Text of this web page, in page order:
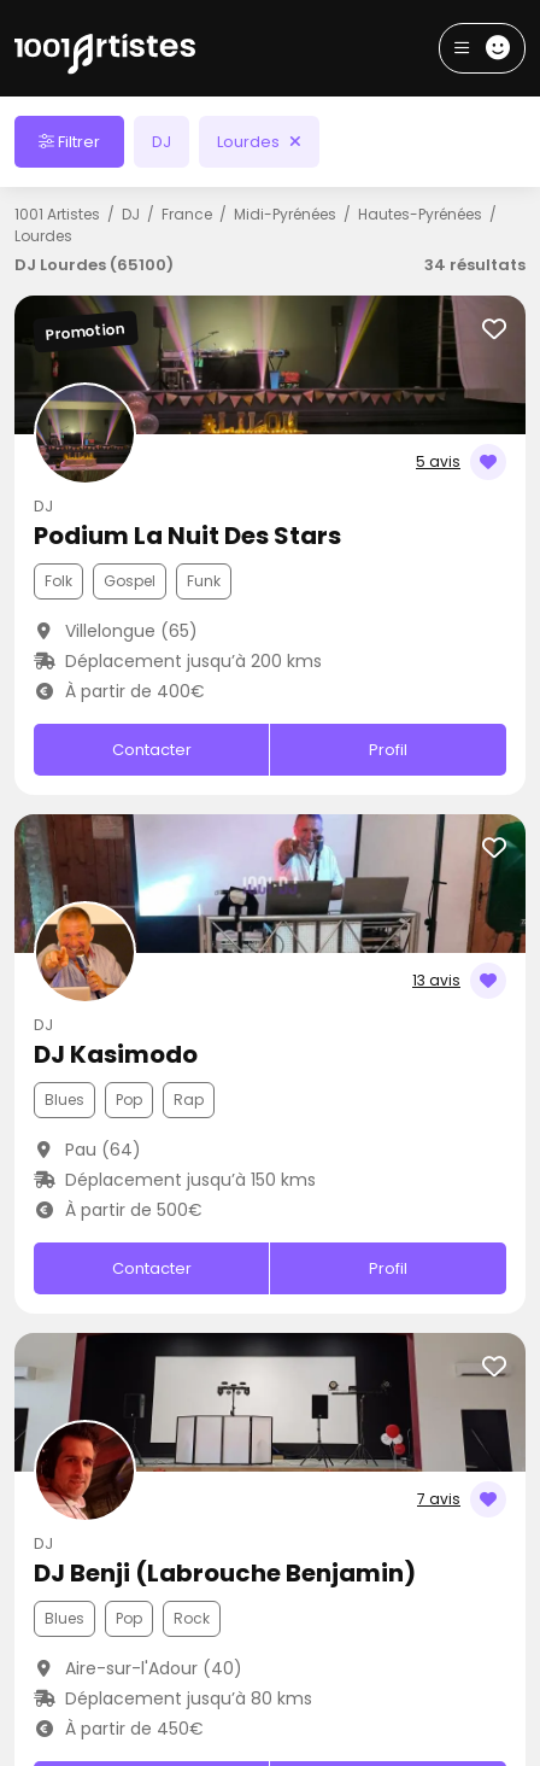
Filtrer DJ Lourdes
1001 Artistes DJ France Midi-Pyrénées
Hautes-Pyrénées
Lourdes
DJ Lourdes (65100) 34 résultats
5 avis
Promotion
DJ
Podium La Nuit Des Stars
Folk Gospel Funk
Villelongue (65)
Déplacement jusqu’à 200 kms
À partir de 400€
Contacter Profil
13 avis
DJ
DJ Kasimodo
Blues Pop Rap
Pau (64)
Déplacement jusqu’à 150 kms
À partir de 500€
Contacter Profil
7 avis
DJ
DJ Benji (Labrouche Benjamin)
Blues Pop Rock
Aire-sur-l'Adour (40)
Déplacement jusqu’à 80 kms
À partir de 450€